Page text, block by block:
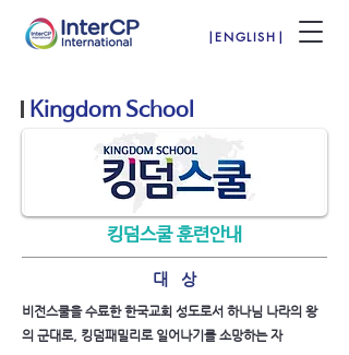
|ENGLISH|
Kingdom School
킹덤스쿨 훈련안내
대 상
비전스쿨을 수료한 한국교회 성도로서 하나님 나라의 왕
의 군대로, 킹덤패밀리로 일어나기를소망하는 자